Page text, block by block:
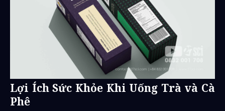
Lợi Ích Sức Khỏe Khi Uống Trà và Cà
Phê